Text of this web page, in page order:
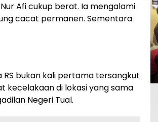
Afi cukup berat. Ia mengalami
cacat permanen. Sementara
RS bukan kali pertama tersangkut
kecelakaan di lokasi yang sama
Negeri Tual.